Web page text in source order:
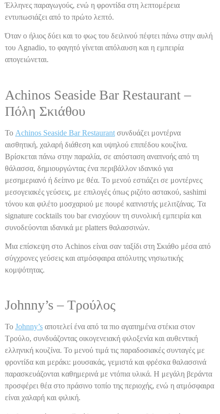
Έλληνες παραγωγούς, ενώ η φροντίδα στη λεπτομέρεια
εντυπωσιάζει από το πρώτο λεπτό.
Όταν ο ήλιος δύει και το φως του δειλινού πέφτει πάνω στην αυλή
του Agnadio, το φαγητό γίνεται απόλαυση και η εμπειρία
απογειώνεται.
Achinos Seaside Bar Restaurant –
Πόλη Σκιάθου
Το Achinos Seaside Bar Restaurant συνδυάζει μοντέρνα
αισθητική, χαλαρή διάθεση και υψηλού επιπέδου κουζίνα.
Βρίσκεται πάνω στην παραλία, σε απόσταση αναπνοής από τη
θάλασσα, δημιουργώντας ένα περιβάλλον ιδανικό για
μεσημεριανό ή δείπνο με θέα. Το μενού εστιάζει σε μοντέρνες
μεσογειακές γεύσεις, με επιλογές όπως ριζότο αστακού, sashimi
τόνου και φιλέτο μοσχαριού με πουρέ καπνιστής μελιτζάνας. Τα
signature cocktails του bar ενισχύουν τη συνολική εμπειρία και
συνοδεύονται ιδανικά με platters θαλασσινών.
Μια επίσκεψη στο Achinos είναι σαν ταξίδι στη Σκιάθο μέσα από
σύγχρονες γεύσεις και ατμόσφαιρα απόλυτης νησιωτικής
κομψότητας.
Johnny’s – Τρούλος
Το Johnny’s αποτελεί ένα από τα πιο αγαπημένα στέκια στον
Τρούλο, συνδυάζοντας οικογενειακή φιλοξενία και αυθεντική
ελληνική κουζίνα. Το μενού τιμά τις παραδοσιακές συνταγές με
φροντίδα και μεράκι: μουσακάς, γεμιστά και φρέσκα θαλασσινά
παρασκευάζονται καθημερινά με ντόπια υλικά. Η μεγάλη βεράντα
προσφέρει θέα στο πράσινο τοπίο της περιοχής, ενώ η ατμόσφαιρα
είναι χαλαρή και φιλική.